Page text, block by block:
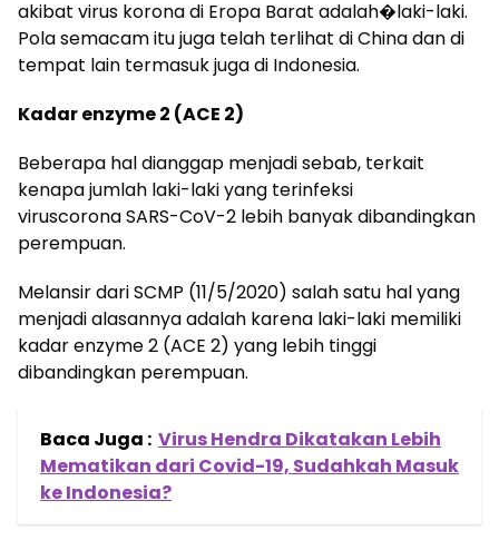
akibat virus korona di Eropa Barat adalah�laki-laki.
Pola semacam itu juga telah terlihat di China dan di
tempat lain termasuk juga di Indonesia.
Kadar enzyme 2 (ACE 2)
Beberapa hal dianggap menjadi sebab, terkait
kenapa jumlah laki-laki yang terinfeksi
viruscorona SARS-CoV-2 lebih banyak dibandingkan
perempuan.
Melansir dari SCMP (11/5/2020) salah satu hal yang
menjadi alasannya adalah karena laki-laki memiliki
kadar enzyme 2 (ACE 2) yang lebih tinggi
dibandingkan perempuan.
Baca Juga : Virus Hendra Dikatakan Lebih
Mematikan dari Covid-19, Sudahkah Masuk
ke Indonesia?